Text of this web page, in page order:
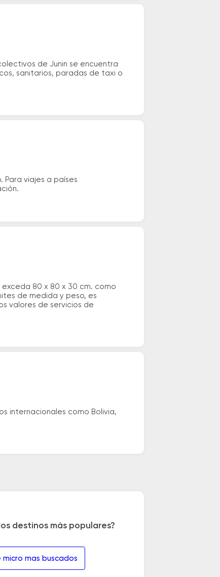
de Junin se encuentra
sanitarios, paradas de taxi o
Para viajes a países
80 x 80 x 30 cm. como
de medida y peso, es
valores de servicios de
internacionales como Bolivia,
destinos más populares?
mas buscados